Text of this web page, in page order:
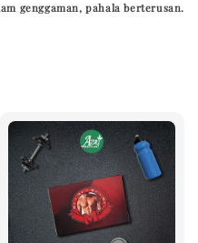
genggaman, pahala berterusan.